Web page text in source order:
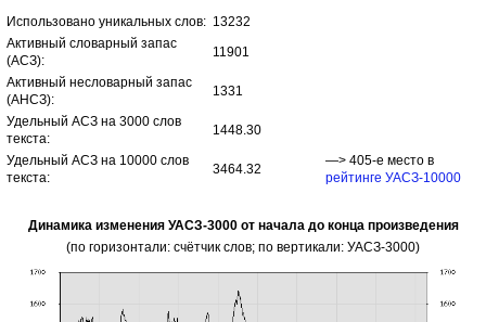
Использовано уникальных слов: 13232
Активный словарный запас
(АСЗ):
11901
Активный несловарный запас
(АНСЗ):
1331
Удельный АСЗ на 3000 слов
текста:
1448.30
Удельный АСЗ на 10000 слов
текста:
3464.32
—> 405-е место в
рейтинге УАСЗ-10000
Динамика изменения УАСЗ-3000 от начала до конца произведения
(по горизонтали: счётчик слов; по вертикали: УАСЗ-3000)